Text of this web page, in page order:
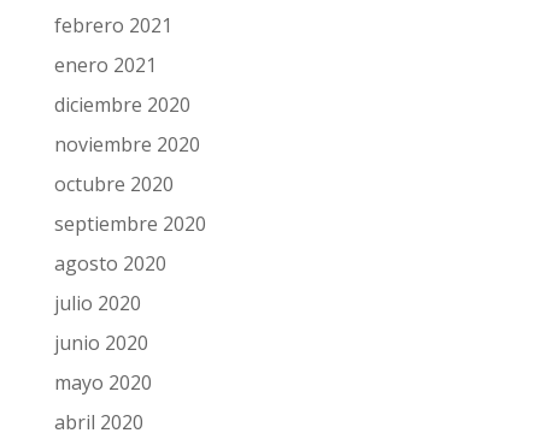
febrero 2021
enero 2021
diciembre 2020
noviembre 2020
octubre 2020
septiembre 2020
agosto 2020
julio 2020
junio 2020
mayo 2020
abril 2020